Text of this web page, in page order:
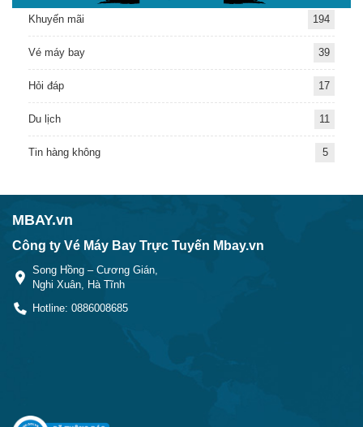
Khuyến mãi 194
Vé máy bay 39
Hỏi đáp 17
Du lịch 11
Tin hàng không 5
MBAY.vn
Công ty Vé Máy Bay Trực Tuyến Mbay.vn
Song Hồng – Cương Gián,
Nghi Xuân, Hà Tĩnh
Hotline: 0886008685